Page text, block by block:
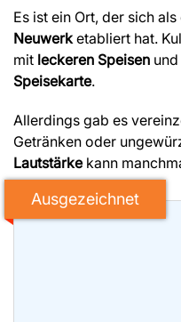
Es ist ein Ort, der sich als
Neuwerketabliert hat.
mit leckeren Speisen
Speisekarte.
Allerdings gab es
Getränken oder
Lautstärkekann
Ausgezeichnet